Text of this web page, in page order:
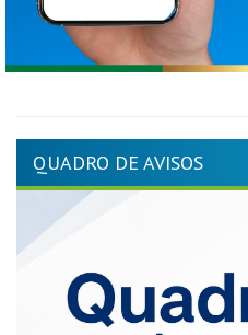
QUADRO DE AVISOS